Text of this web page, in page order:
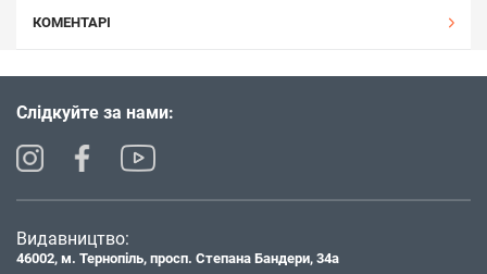
КОМЕНТАРІ
Слідкуйте за нами:
Видавництво:
46002, м. Тернопіль, просп. Степана Бандери, 34а